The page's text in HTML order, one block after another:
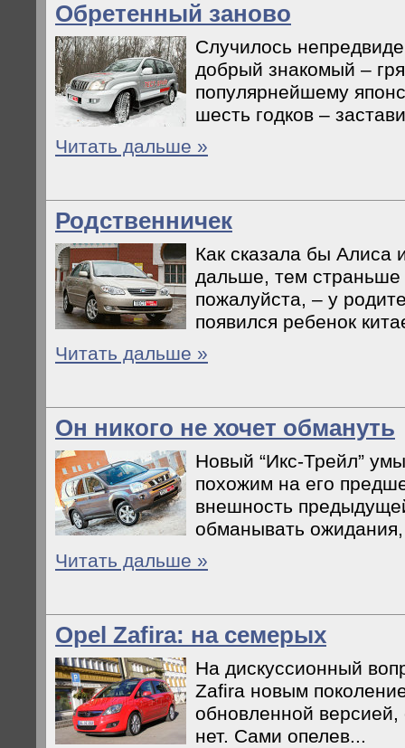
Обретенный заново
Случилось
добрый знакомый –
популярнейшему
шесть годков –
Читать дальше »
Родственничек
Как сказала бы Алиса
дальше, тем страньше
пожалуйста, – у
появился ребенок
Читать дальше »
Он никого не хочет обмануть
Новый “Икс-Трейл”
похожим на его
внешность
обманывать ожидания,
Читать дальше »
Opel Zafira: на семерых
На дискуссионный
Zafira новым
обновленной версией,
нет. Сами опелев...